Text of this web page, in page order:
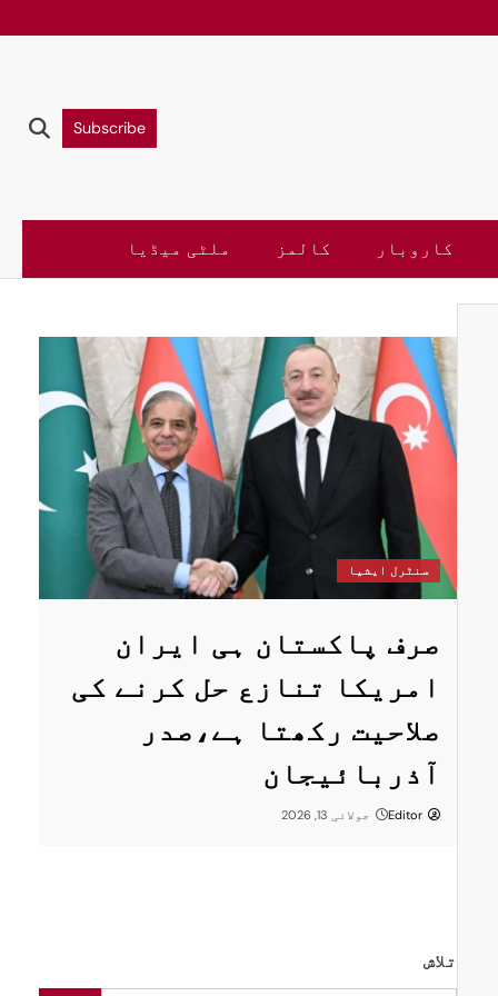
Subscribe
کاروبار کالمز ملٹی میڈیا
سنٹرل ایشیا
صرف پاکستان ہی ایران
امریکا تنازع حل کرنے کی
صلاحیت رکھتا ہے،صدر
آذربائیجان
Editor جولائی 13, 2026
تلاش